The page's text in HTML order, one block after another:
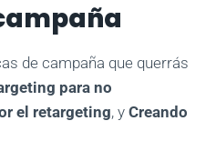
de campaña que querrás
para no
el retargeting, y Creando